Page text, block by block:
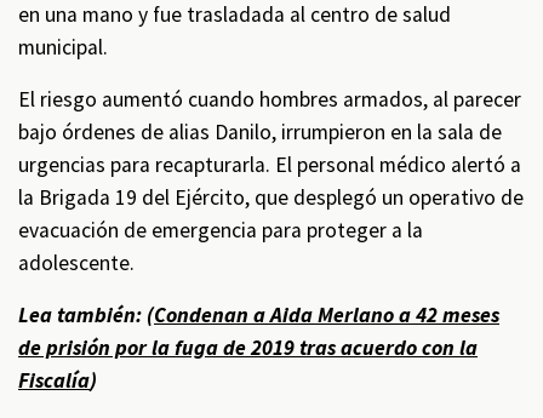
en una mano y fue trasladada al centro de salud
municipal.
El riesgo aumentó cuando hombres armados, al parecer
bajo órdenes de alias Danilo, irrumpieron en la sala de
urgencias para recapturarla. El personal médico alertó a
la Brigada 19 del Ejército, que desplegó un operativo de
evacuación de emergencia para proteger a la
adolescente.
Lea también: (Condenan a Aida Merlano a 42 meses
de prisión por la fuga de 2019 tras acuerdo con la
Fiscalía)